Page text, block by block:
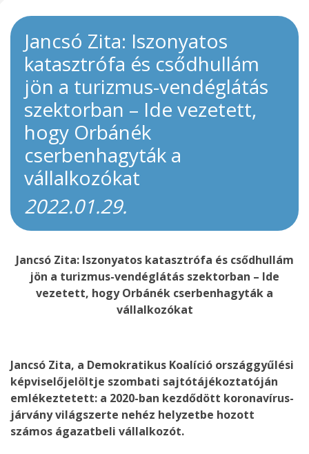
Jancsó Zita: Iszonyatos
katasztrófa és csődhullám
jön a turizmus-vendéglátás
szektorban – Ide vezetett,
hogy Orbánék
cserbenhagyták a
vállalkozókat
2022.01.29.
Jancsó Zita: Iszonyatos katasztrófa és csődhullám
jön a turizmus-vendéglátás szektorban – Ide
vezetett, hogy Orbánék cserbenhagyták a
vállalkozókat
Jancsó Zita, a Demokratikus Koalíció országgyűlési
képviselőjelöltje szombati sajtótájékoztatóján
emlékeztetett: a 2020-ban kezdődött koronavírus-
járvány világszerte nehéz helyzetbe hozott
számos ágazatbeli vállalkozót.